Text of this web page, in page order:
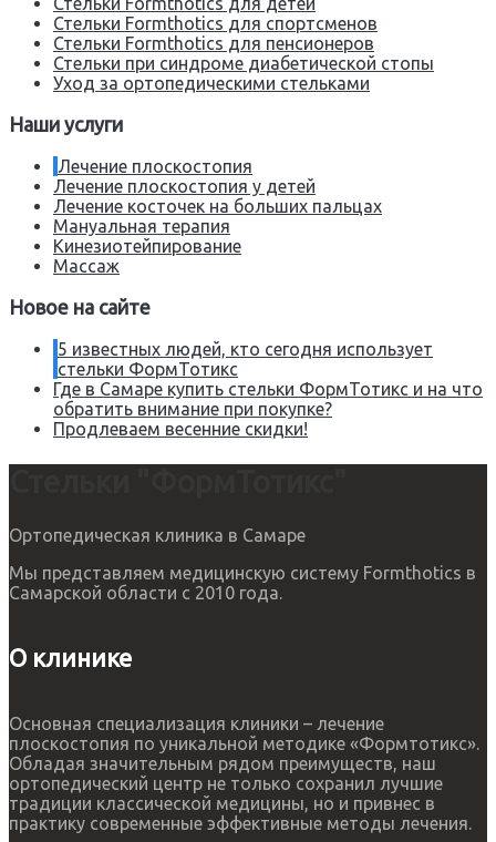
Стельки Formthotics для спортсменов
Стельки Formthotics для пенсионеров
Стельки при синдроме диабетической стопы
Уход за ортопедическими стельками
Наши услуги
Лечение плоскостопия
Лечение плоскостопия у детей
Лечение косточек на больших пальцах
Мануальная терапия
Кинезиотейпирование
Массаж
Новое на сайте
5 известных людей, кто сегодня использует
стельки ФормТотикс
Где в Самаре купить стельки ФормТотикс и на что
обратить внимание при покупке?
Продлеваем весенние скидки!
Ортопедическая клиника в Самаре
Мы представляем медицинскую систему Formthotics в
Самарской области с 2010 года.
О клинике
Основная специализация клиники – лечение
плоскостопия по уникальной методике «Формтотикс».
Обладая значительным рядом преимуществ, наш
ортопедический центр не только сохранил лучшие
традиции классической медицины, но и привнес в
практику современные эффективные методы лечения.